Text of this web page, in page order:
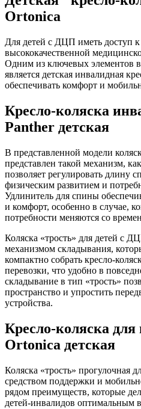
Ortonica
Для детей с ДЦП иметь доступ
высококачественной
Одним из ключевых элементов
является детская инвалидная
обеспечивать комфорт и
Кресло-коляска
Panther детская
В представленной модели
представлен такой механизм,
позволяет регулировать длину
физическим развитием и
Удлинитель для спины
и комфорт, особенно в случае,
потребности меняются со
Коляска «трость» для детей с
механизмом складывания,
компактно собрать кресло-
перевозки, что удобно в
складывание в тип «трость»
пространство и упростить
устройства.
Кресло-коляска для
Ortonica детская
Коляска «трость» прогулочная
средством поддержки и
рядом преимуществ, которые
детей-инвалидов оптимальным